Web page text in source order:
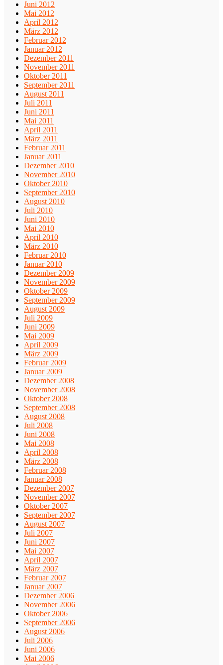
Juni 2012
Mai 2012
April 2012
März 2012
Februar 2012
Januar 2012
Dezember 2011
November 2011
Oktober 2011
September 2011
August 2011
Juli 2011
Juni 2011
Mai 2011
April 2011
März 2011
Februar 2011
Januar 2011
Dezember 2010
November 2010
Oktober 2010
September 2010
August 2010
Juli 2010
Juni 2010
Mai 2010
April 2010
März 2010
Februar 2010
Januar 2010
Dezember 2009
November 2009
Oktober 2009
September 2009
August 2009
Juli 2009
Juni 2009
Mai 2009
April 2009
März 2009
Februar 2009
Januar 2009
Dezember 2008
November 2008
Oktober 2008
September 2008
August 2008
Juli 2008
Juni 2008
Mai 2008
April 2008
März 2008
Februar 2008
Januar 2008
Dezember 2007
November 2007
Oktober 2007
September 2007
August 2007
Juli 2007
Juni 2007
Mai 2007
April 2007
März 2007
Februar 2007
Januar 2007
Dezember 2006
November 2006
Oktober 2006
September 2006
August 2006
Juli 2006
Juni 2006
Mai 2006